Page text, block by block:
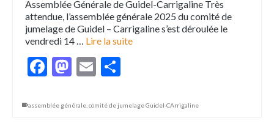
Assemblée Générale de Guidel-Carrigaline Très
attendue, l’assemblée générale 2025 du comité de
jumelage de Guidel – Carrigaline s’est déroulée le
vendredi 14 … Lire la suite
Facebook
Mastodon
Email
assemblée générale comité de jumelage Guidel-CArrigaline